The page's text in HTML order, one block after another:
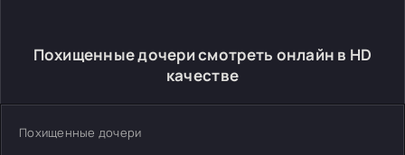
Похищенные дочери смотреть онлайн в HD
качестве
Похищенные дочери